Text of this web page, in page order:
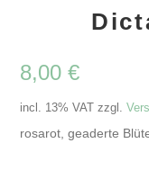
8,00€
incl. 13% VAT zzgl.
rosarot, geaderte